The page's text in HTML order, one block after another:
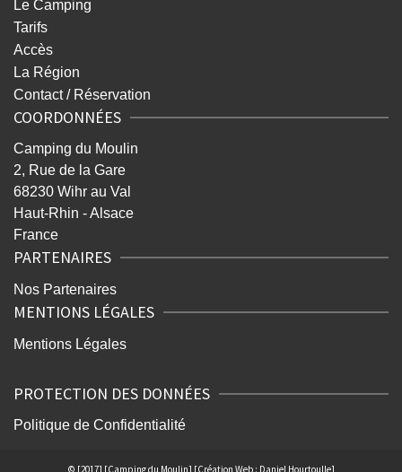
Le Camping
Tarifs
Accès
La Région
Contact / Réservation
COORDONNÉES
Camping du Moulin
2, Rue de la Gare
68230 Wihr au Val
Haut-Rhin - Alsace
France
PARTENAIRES
Nos Partenaires
MENTIONS LÉGALES
Mentions Légales
PROTECTION DES DONNÉES
Politique de Confidentialité
© [2017] [Camping du Moulin] [Création Web : Daniel Hourtoulle]